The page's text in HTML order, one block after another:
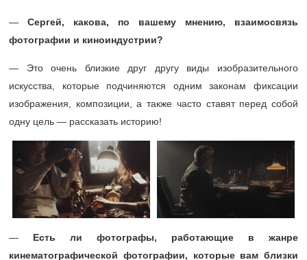
— Сергей, какова, по вашему мнению, взаимосвязь
фотографии и киноиндустрии?
— Это очень близкие друг другу виды изобразительного
искусства, которые подчиняются одним законам фиксации
изображения, композиции, а также часто ставят перед собой
одну цель — рассказать историю!
— Есть ли фотографы, работающие в жанре
кинематографической фотографии, которые вам близки